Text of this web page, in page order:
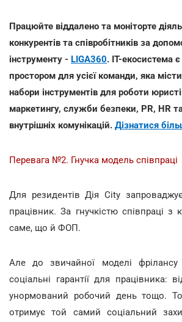
Працюйте віддалено та моніторте
конкурентів та співробітників за
інструменту - LIGA360. IT-екосистема
простором для усієї команди, яка
набори інструментів для роботи
маркетингу, служби безпеки, PR, HR
внутрішніх комунікацій. Дізнатися
Перевага №2. Гнучка модель співпраці
Для резидентів Дія City
працівник. За гнучкістю співпраці
саме, що й ФОП.
Але до звичайної моделі
соціальні гарантії для працівника:
унормований робочий день тощо.
отримує той самий соціальний